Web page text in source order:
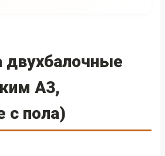
двухбалочные
А3,
с пола)